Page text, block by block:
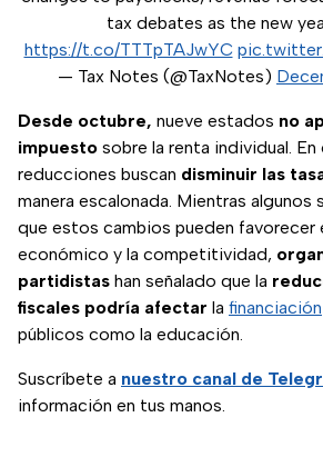
tax debates as the new
https://t.co/TTTpTAJwYC
— Tax Notes (@TaxNotes)
Desde octubre, nueve estados no
impuesto sobre la renta individual.
reducciones buscan disminuir las
manera escalonada. Mientras algunos
que estos cambios pueden favorecer
económico y la competitividad,
partidistas han señalado que la
fiscales podría afectar la financiación
públicos como la educación.
Suscríbete a nuestro canal de
información en tus manos.